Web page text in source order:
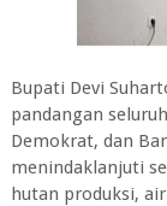
Bupati Devi
pandangan
Demokrat, dan
menindaklanjuti
hutan produksi,